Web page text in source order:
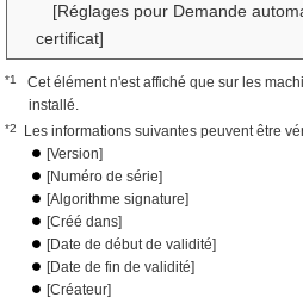
[Réglages pour Demande
certificat]
*1
Cet élément n'est affiché que sur les
installé.
*2
Les informations suivantes peuvent être
[Version]
[Numéro de série]
[Algorithme signature]
[Créé dans]
[Date de début de validité]
[Date de fin de validité]
[Créateur]